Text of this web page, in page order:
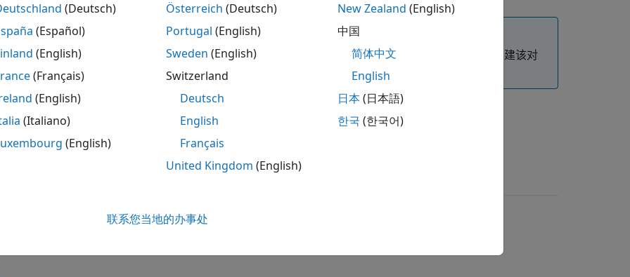
意
您为报告部分创建报告器时，将创建此类的一个实例并将其分配给报告器Layout
属性。您无需自行创建该对
。
类是一个 handle
类属性。
(Deutsch)
(Español)
(English)
(Français)
(English)
(Italiano)
(English)
Österreich (Deutsch)
Portugal (English)
Sweden (English)
Switzerland
Deutsch
English
Français
United Kingdom (English)
New Zealand (English)
中国
简体中文
English
日本(日本語)
한국 (한국어)
联系您当地的办事处